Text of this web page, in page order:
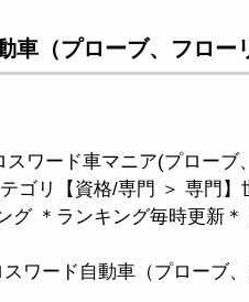
車（プローブ、フロー
スワード車マニア(プロー
ゴリ【資格/専門 ＞ 専門
グ ＊ランキング毎時更新＊
スワード自動車（プローブ